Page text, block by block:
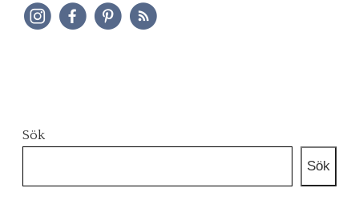
Sök
Sök